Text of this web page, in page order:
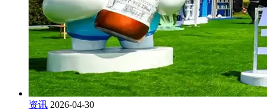
资讯 2026-04-30